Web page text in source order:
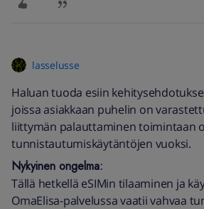
lasselusse
Haluan tuoda esiin
joissa asiakkaan puhelin on
liittymän palauttaminen toimintaan
tunnistautumiskäytäntöjen vuoksi.
Nykyinen ongelma:
Tällä hetkellä eSIMin tilaaminen ja
OmaElisa-palvelussa vaatii vahvaa